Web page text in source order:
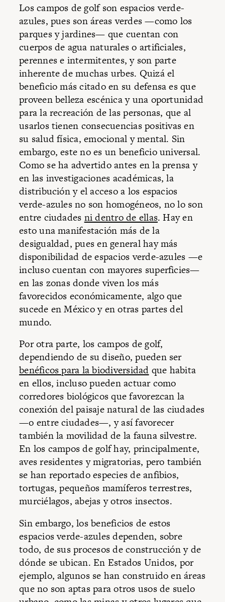
Los campos de golf son espacios verde-
azules, pues son áreas verdes —como los
parques y jardines— que cuentan con
cuerpos de agua naturales o artificiales,
perennes e intermitentes, y son parte
inherente de muchas urbes. Quizá el
beneficio más citado en su defensa es que
proveen belleza escénica y una oportunidad
para la recreación de las personas, que al
usarlos tienen consecuencias positivas en
su salud física, emocional y mental. Sin
embargo, este no es un beneficio universal.
Como se ha advertido antes en la prensa y
en las investigaciones académicas, la
distribución y el acceso a los espacios
verde-azules no son homogéneos, no lo son
entre ciudades ni dentro de ellas. Hay en
esto una manifestación más de la
desigualdad, pues en general hay más
disponibilidad de espacios verde-azules —e
incluso cuentan con mayores superficies—
en las zonas donde viven los más
favorecidos económicamente, algo que
sucede en México y en otras partes del
mundo.
Por otra parte, los campos de golf,
dependiendo de su diseño, pueden ser
benéficos para la biodiversidad que habita
en ellos, incluso pueden actuar como
corredores biológicos que favorezcan la
conexión del paisaje natural de las ciudades
—o entre ciudades—, y así favorecer
también la movilidad de la fauna silvestre.
En los campos de golf hay, principalmente,
aves residentes y migratorias, pero también
se han reportado especies de anfibios,
tortugas, pequeños mamíferos terrestres,
murciélagos, abejas y otros insectos.
Sin embargo, los beneficios de estos
espacios verde-azules dependen, sobre
todo, de sus procesos de construcción y de
dónde se ubican. En Estados Unidos, por
ejemplo, algunos se han construido en áreas
que no son aptas para otros usos de suelo